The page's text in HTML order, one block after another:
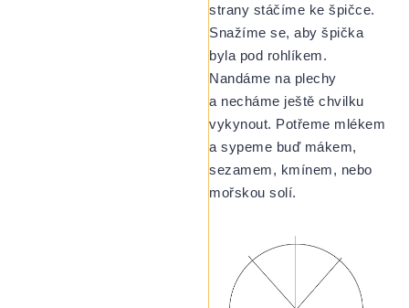
strany stáčíme ke špičce.
Snažíme se, aby špička
byla pod rohlíkem.
Nandáme na plechy
a necháme ještě chvilku
vykynout. Potřeme mlékem
a sypeme buď mákem,
sezamem, kmínem, nebo
mořskou solí.